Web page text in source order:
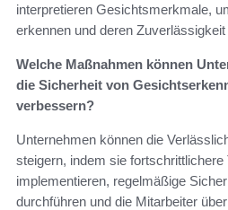
interpretieren Gesichtsmerkmale,
erkennen und deren
Welche Maßnahmen können
die Sicherheit von
verbessern?
Unternehmen können die
steigern, indem sie fortschrittlichere
implementieren, regelmäßige
durchführen und die Mitarbeiter